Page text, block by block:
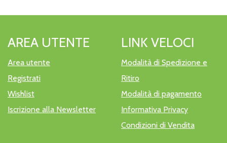
AREA UTENTE
Area utente
Registrati
Wishlist
Iscrizione alla Newsletter
LINK VELOCI
Modalità di Spedizione e
Ritiro
Modalità di pagamento
Informativa Privacy
Condizioni di Vendita